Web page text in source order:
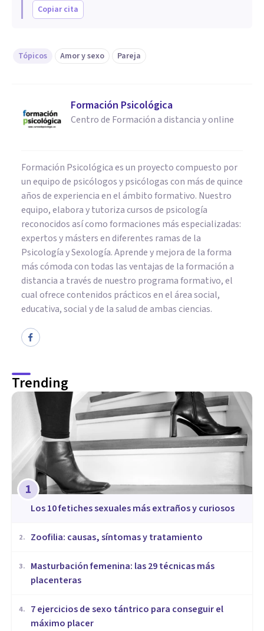
Copiar cita
Tópicos Amor y sexo Pareja
Formación Psicológica
Centro de Formación a distancia y online
Formación Psicológica es un proyecto compuesto por
un equipo de psicólogos y psicólogas con más de quince
años de experiencia en el ámbito formativo. Nuestro
equipo, elabora y tutoriza cursos de psicología
reconocidos así como formaciones más especializadas:
expertos y másters en diferentes ramas de la
Psicología y Sexología. Aprende y mejora de la forma
más cómoda con todas las ventajas de la formación a
distancia a través de nuestro programa formativo, el
cual ofrece contenidos prácticos en el área social,
educativa, social y de la salud de ambas ciencias.
Trending
1
​Los 10 fetiches sexuales más extraños y curiosos
2. Zoofilia: causas, síntomas y tratamiento
3.
Masturbación femenina: las 29 técnicas más
placenteras
4.
7 ejercicios de sexo tántrico para conseguir el
máximo placer